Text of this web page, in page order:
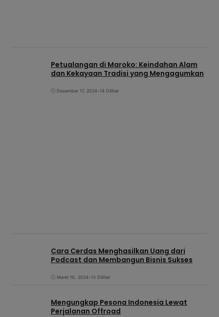
Petualangan di Maroko: Keindahan Alam
dan Kekayaan Tradisi yang Mengagumkan
Desember 17, 2024•14 Dilihat
Cara Cerdas Menghasilkan Uang dari
Podcast dan Membangun Bisnis Sukses
Maret 19, 2024•13 Dilihat
Mengungkap Pesona Indonesia Lewat
Perjalanan Offroad